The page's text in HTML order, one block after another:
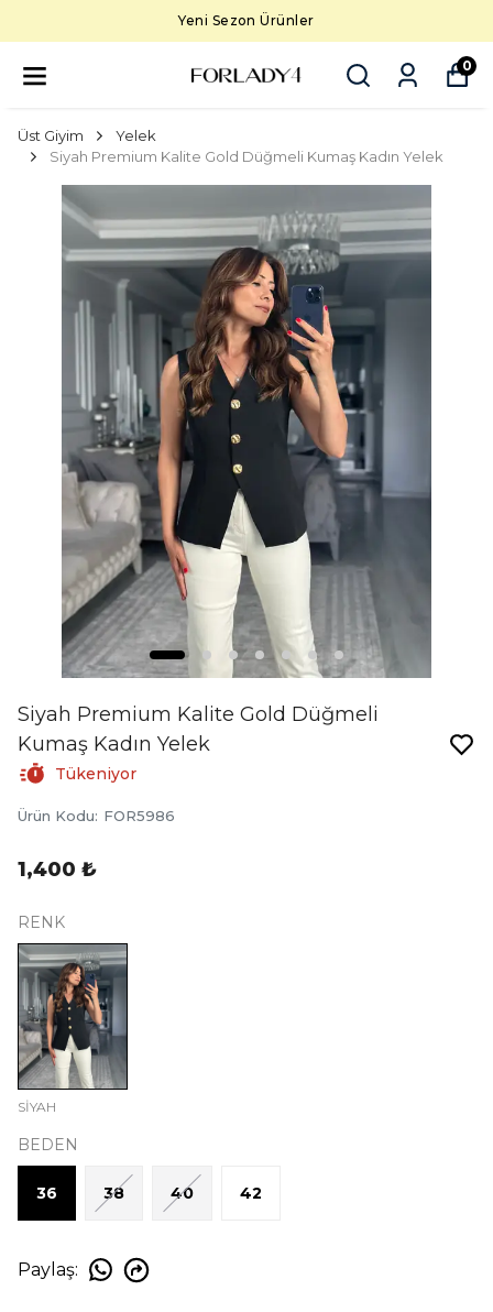
Yeni Sezon Ürünler
0
Üst Giyim
Yelek
Siyah Premium Kalite Gold Düğmeli Kumaş Kadın Yelek
Siyah Premium Kalite Gold Düğmeli
Kumaş Kadın Yelek
Tükeniyor
Ürün Kodu: FOR5986
1,400 ₺
RENK
SİYAH
BEDEN
36 38 40 42
Paylaş: